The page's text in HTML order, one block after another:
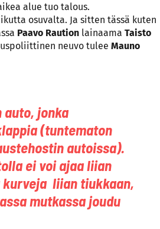
alue tuo talous.
osuvalta. Ja sitten tässä kuten
Paavo Raution lainaama Taisto
neuvo tulee Mauno
auto, jonka
(tuntematon
autoissa).
ei voi ajaa liian
kurveja liian tiukkaan,
mutkassa joudu